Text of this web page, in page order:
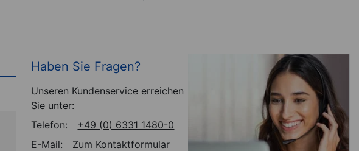
Haben Sie Fragen?
Unseren Kundenservice erreichen
Sie unter:
Telefon:
+49 (0) 6331 1480-0
E-Mail:
Zum Kontaktformular